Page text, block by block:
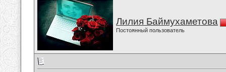
Лилия Баймухаметова
Постоянный пользователь